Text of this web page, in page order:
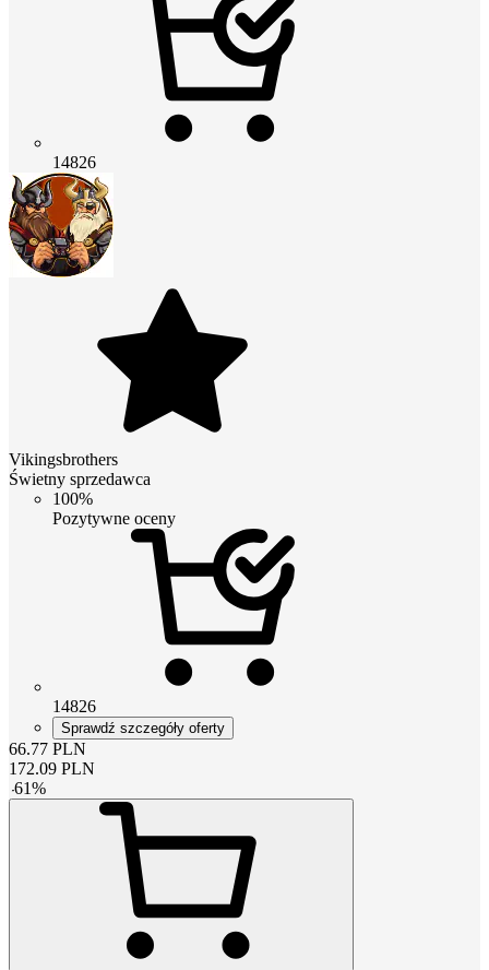
14826
Vikingsbrothers
Świetny sprzedawca
100%
Pozytywne oceny
14826
Sprawdź szczegóły oferty
66.77 PLN
172.09 PLN
-61%